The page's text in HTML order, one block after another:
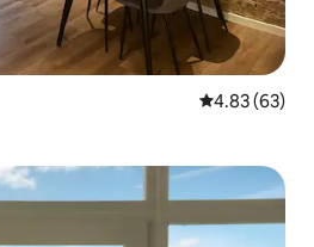
औसत रेटिंग 5 में
4.83 (63)